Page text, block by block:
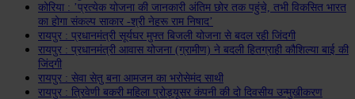
कोरिया : ’प्रत्येक योजना की जानकारी अंतिम छोर तक पहुंचे, तभी विकसित भारत
का होगा संकल्प साकार -श्री नेहरू राम निषाद’
रायपुर : प्रधानमंत्री सूर्यघर मुफ्त बिजली योजना से बदल रही जिंदगी
रायपुर : प्रधानमंत्री आवास योजना (ग्रामीण) ने बदली हितग्राही कौशिल्या बाई की
जिंदगी
रायपुर : सेवा सेतु बना आमजन का भरोसेमंद साथी
रायपुर : त्रिवेणी बकरी महिला प्रोड्यूसर कंपनी की दो दिवसीय उन्मुखीकरण